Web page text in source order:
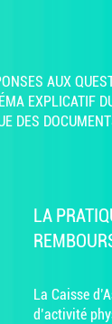
AUX
EXPLICATIF
DES
LA
La Caisse
d’activité